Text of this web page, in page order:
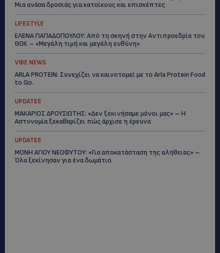
Μια ανάσα δροσιάς για κατοίκους και επισκέπτες
LIFESTYLE
ΕΛΕΝΑ ΠΑΠΑΔΟΠΟΥΛΟΥ: Από τη σκηνή στην Αντιπροεδρία του
ΘΟΚ – «Μεγάλη τιμή και μεγάλη ευθύνη»
VIBE NEWS
ARLA PROTEIN: Συνεχίζει να καινοτομεί με το Arla Protein Food
to Go.
UPDATES
ΜΑΚΑΡΙΟΣ ΔΡΟΥΣΙΩΤΗΣ: «Δεν ξεκινήσαμε μόνοι μας» – Η
Αστυνομία ξεκαθαρίζει πώς άρχισε η έρευνα
UPDATES
ΜΟΝΗ ΑΓΙΟΥ ΝΕΟΦΥΤΟΥ: «Για αποκατάσταση της αλήθειας» –
Όλα ξεκίνησαν για ένα δωμάτιο